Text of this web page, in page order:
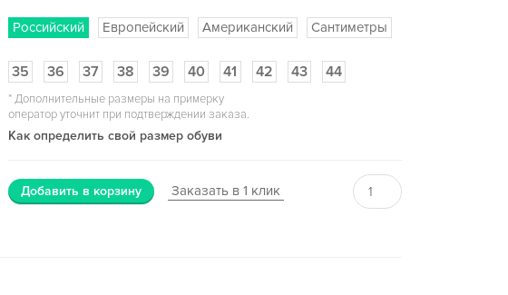
Российский Европейский Американский Сантиметры
35 36 37 38 39 40 41 42 43 44
*Дополнительные размеры на примерку
оператор уточнит при подтверждении заказа.
Как определить свой размер обуви
Добавить в корзину Заказать в 1 клик